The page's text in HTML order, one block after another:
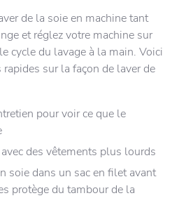
de la soie en machine tant
et réglez votre machine sur
cycle du lavage à la main. Voici
sur la façon de laver de
pour voir ce que le
des vêtements plus lourds
soie dans un sac en filet avant
protège du tambour de la